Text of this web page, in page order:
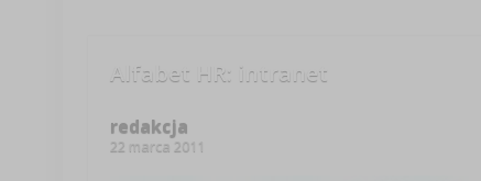
Alfabet HR: intranet
redakcja
22 marca 2011